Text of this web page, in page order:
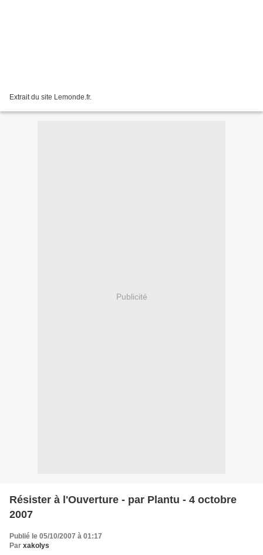
Extrait du site Lemonde.fr.
Publicité
Résister à l'Ouverture - par Plantu - 4 octobre
2007
Publié le 05/10/2007 à 01:17
Par xakolys